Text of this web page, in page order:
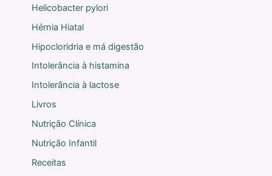
Helicobacter pylori
Hérnia Hiatal
Hipocloridria e má digestão
Intolerância à histamina
Intolerância à lactose
Livros
Nutrição Clínica
Nutrição Infantil
Receitas